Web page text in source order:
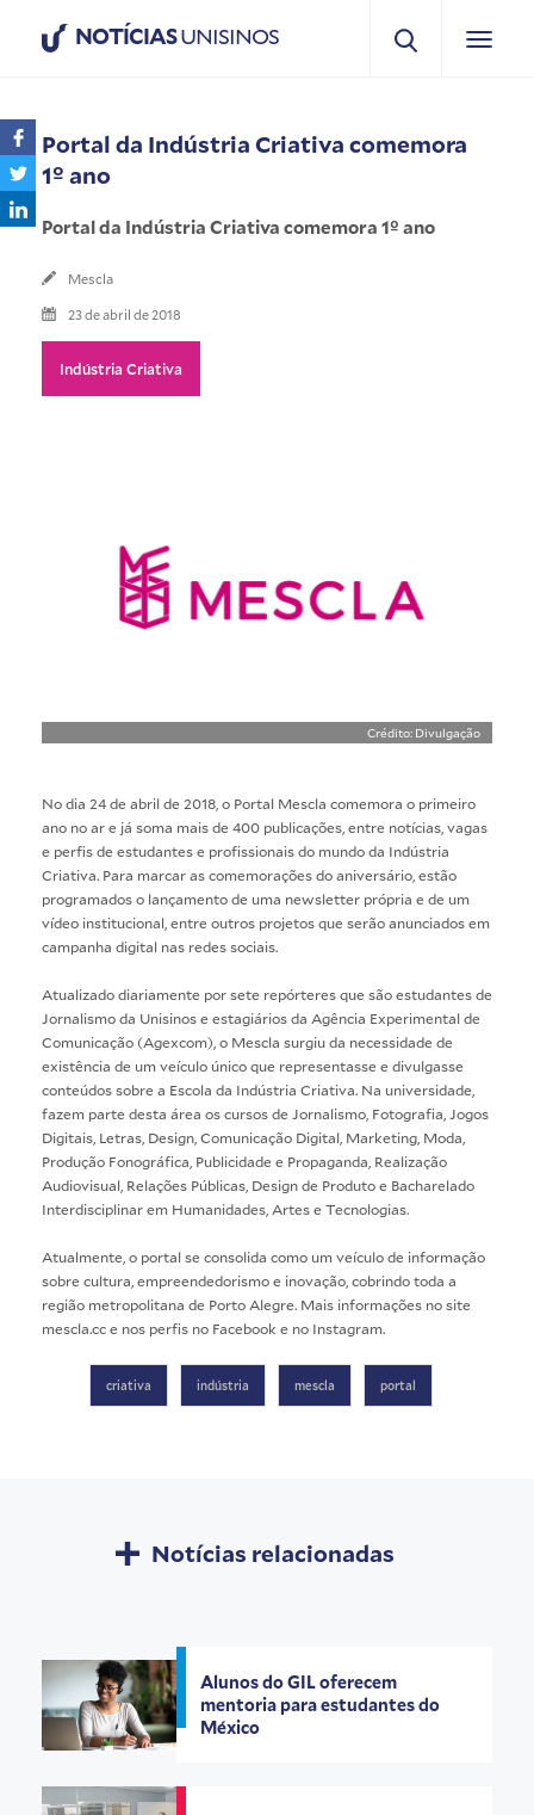
NOTÍCIASUNISINOS
Portal da Indústria Criativa comemora
1º ano
Portal da Indústria Criativa comemora 1º ano
Mescla
23 de abril de 2018
Indústria Criativa
Crédito: Divulgação
No dia 24 de abril de 2018, o Portal Mescla comemora o primeiro
ano no ar e já soma mais de 400 publicações, entre notícias, vagas
e perfis de estudantes e profissionais do mundo da Indústria
Criativa. Para marcar as comemorações do aniversário, estão
programados o lançamento de uma newsletter própria e de um
vídeo institucional, entre outros projetos que serão anunciados em
campanha digital nas redes sociais.
Atualizado diariamente por sete repórteres que são estudantes de
Jornalismo da Unisinos e estagiários da Agência Experimental de
Comunicação (Agexcom), o Mescla surgiu da necessidade de
existência de um veículo único que representasse e divulgasse
conteúdos sobre a Escola da Indústria Criativa. Na universidade,
fazem parte desta área os cursos de Jornalismo, Fotografia, Jogos
Digitais, Letras, Design, Comunicação Digital, Marketing, Moda,
Produção Fonográfica, Publicidade e Propaganda, Realização
Audiovisual, Relações Públicas, Design de Produto e Bacharelado
Interdisciplinar em Humanidades, Artes e Tecnologias.
Atualmente, o portal se consolida como um veículo de informação
sobre cultura, empreendedorismo e inovação, cobrindo toda a
região metropolitana de Porto Alegre. Mais informações no site
mescla.cce nos perfis no Facebook e no Instagram.
criativa indústria mescla portal
Notícias relacionadas
Alunos do GIL oferecem
mentoria para estudantes do
México